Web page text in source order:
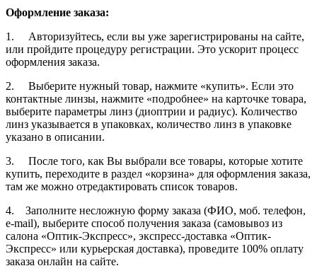
Оформление заказа:
1. Авторизуйтесь, если вы уже зарегистрированы на сайте,
или пройдите процедуру регистрации. Это ускорит процесс
оформления заказа.
2. Выберите нужный товар, нажмите «купить». Если это
контактные линзы, нажмите «подробнее» на карточке товара,
выберите параметры линз (диоптрии и радиус). Количество
линз указывается в упаковках, количество линз в упаковке
указано в описании.
3. После того, как Вы выбрали все товары, которые хотите
купить, переходите в раздел «корзина» для оформления заказа,
там же можно отредактировать список товаров.
4. Заполните несложную форму заказа (ФИО, моб. телефон,
e-mail), выберите способ получения заказа (самовывоз из
салона «Оптик-Экспресс», экспресс-доставка «Оптик-
Экспресс» или курьерская доставка), проведите 100% оплату
заказа онлайн на сайте.